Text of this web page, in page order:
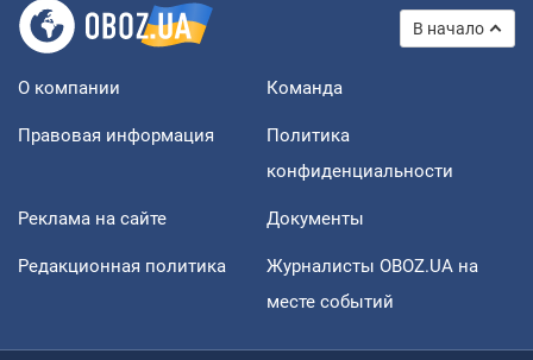
В начало
О компании Команда
Правовая информация
Политика
конфиденциальности
Реклама на сайте Документы
Редакционная политика
Журналисты OBOZ.UA на
месте событий